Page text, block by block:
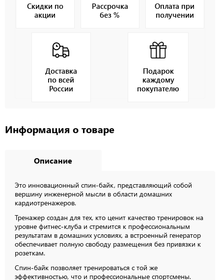
Скидки по
акции
Рассрочка
без %
Оплата при
получении
Доставка
по всей
России
Подарок
каждому
покупателю
Информация о товаре
Описание
Это инновационный спин-байк, представляющий собой
вершину инженерной мысли в области домашних
кардиотренажеров.
Тренажер создан для тех, кто ценит качество тренировок на
уровне фитнес-клуба и стремится к профессиональным
результатам в домашних условиях, а встроенный генератор
обеспечивает полную свободу размещения без привязки к
розеткам.
Спин-байк позволяет тренироваться с той же
эффективностью, что и профессиональные спортсмены.